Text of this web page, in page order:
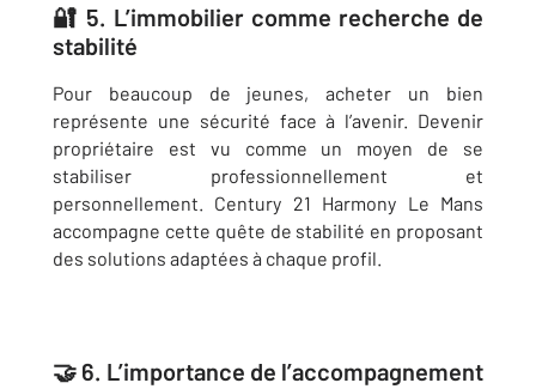
🔐 5. L’immobilier comme recherche de
stabilité
Pour beaucoup de jeunes, acheter un bien
représente une sécurité face à l’avenir. Devenir
propriétaire est vu comme un moyen de se
stabiliser professionnellement et
personnellement. Century 21 Harmony Le Mans
accompagne cette quête de stabilité en proposant
des solutions adaptées à chaque profil.
🤝 6. L’importance de l’accompagnement